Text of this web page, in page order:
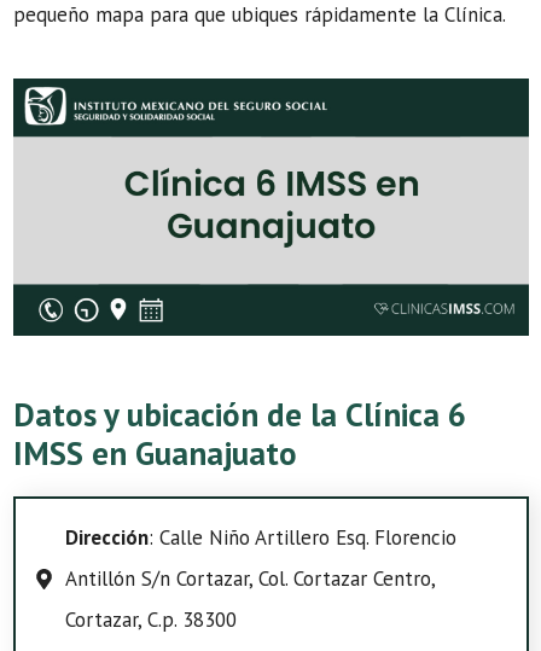
pequeño mapa para que ubiques rápidamente la Clínica.
Datos y ubicación de la Clínica 6
IMSS en Guanajuato
Dirección: Calle Niño Artillero Esq. Florencio
Antillón S/n Cortazar, Col. Cortazar Centro,
Cortazar, C.p. 38300